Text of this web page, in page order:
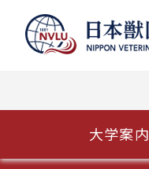
大学案内